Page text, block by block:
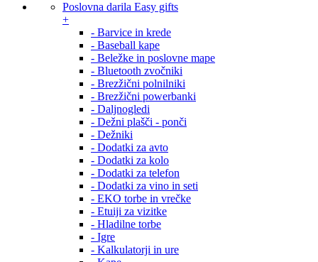
Poslovna darila Easy gifts
+
- Barvice in krede
- Baseball kape
- Beležke in poslovne mape
- Bluetooth zvočniki
- Brezžični polnilniki
- Brezžični powerbanki
- Daljnogledi
- Dežni plašči - ponči
- Dežniki
- Dodatki za avto
- Dodatki za kolo
- Dodatki za telefon
- Dodatki za vino in seti
- EKO torbe in vrečke
- Etuiji za vizitke
- Hladilne torbe
- Igre
- Kalkulatorji in ure